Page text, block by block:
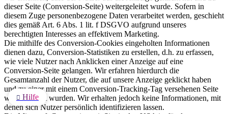
dieser Seite (Conversion-Seite) weitergeleitet wurde. Sofern in
diesem Zuge personenbezogene Daten verarbeitet werden, geschieht
dies gemäß Art. 6 Abs. 1 lit. f DSGVO aufgrund unseres
berechtigten Interesses an effektivem Marketing.
Die mithilfe des Conversion-Cookies eingeholten Informationen
dienen dazu, Conversion-Statistiken zu erstellen, d.h. zu erfassen,
wie viele Nutzer nach Anklicken einer Anzeige auf eine
Conversion-Seite gelangen. Wir erfahren hierdurch die
Gesamtanzahl der Nutzer, die auf unsere Anzeige geklickt haben
und zu einer mit einem Conversion-Tracking-Tag versehenen Seite
weitergeleitet wurden. Wir erhalten jedoch keine Informationen, mit
denen sich Nutzer persönlich identifizieren lassen.
 Hilfe